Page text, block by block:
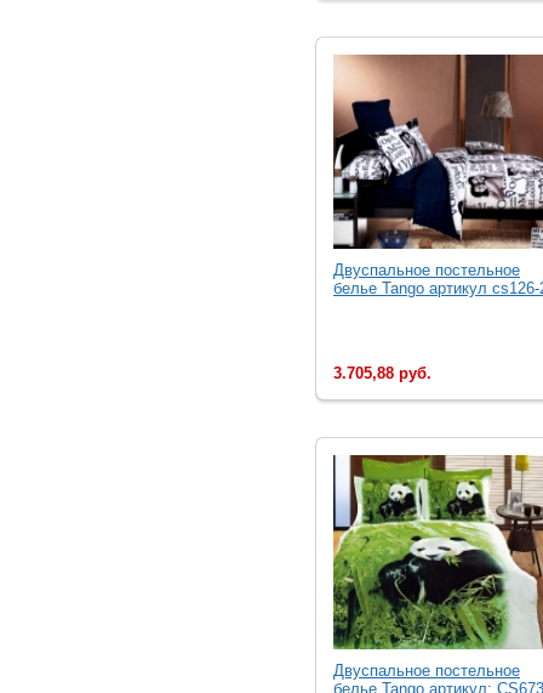
Двуспальное постельное
белье Tango артикул
3.705,88 руб.
Двуcпальное постельное
белье Tango артикул: